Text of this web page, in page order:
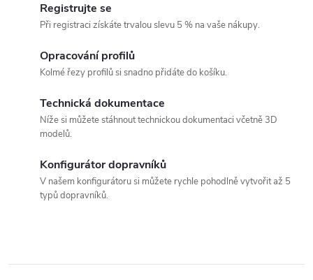
k
Registrujte se
Při registraci získáte trvalou slevu 5 % na vaše nákupy.
Opracování profilů
Kolmé řezy profilů si snadno přidáte do košíku.
Technická dokumentace
Níže si můžete stáhnout technickou dokumentaci včetně 3D
modelů.
Konfigurátor dopravníků
V našem konfigurátoru si můžete rychle pohodlně vytvořit až 5
typů dopravníků.